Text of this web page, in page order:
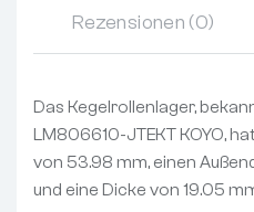
Rezensionen (0)
Das Kegelrollenlager,
LM806610-JTEKT KOYO,
von 53.98 mm, einen
und eine Dicke von 19.05